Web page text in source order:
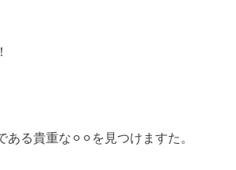
る貴重な⚪︎⚪︎を見つけますた。